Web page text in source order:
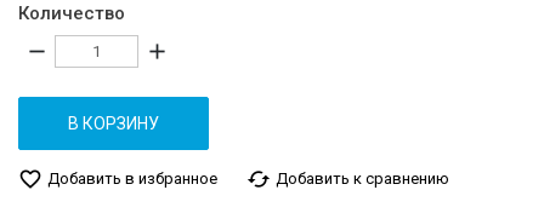
Количество
remove add
В КОРЗИНУ
favorite_border Добавить в избранное cached Добавить к сравнению